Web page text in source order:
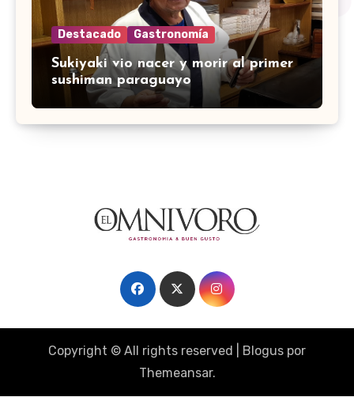
Destacado Gastronomía
Sukiyaki vio nacer y morir al primer
sushiman paraguayo
Copyright © All rights reserved Blogus por
Themeansar.